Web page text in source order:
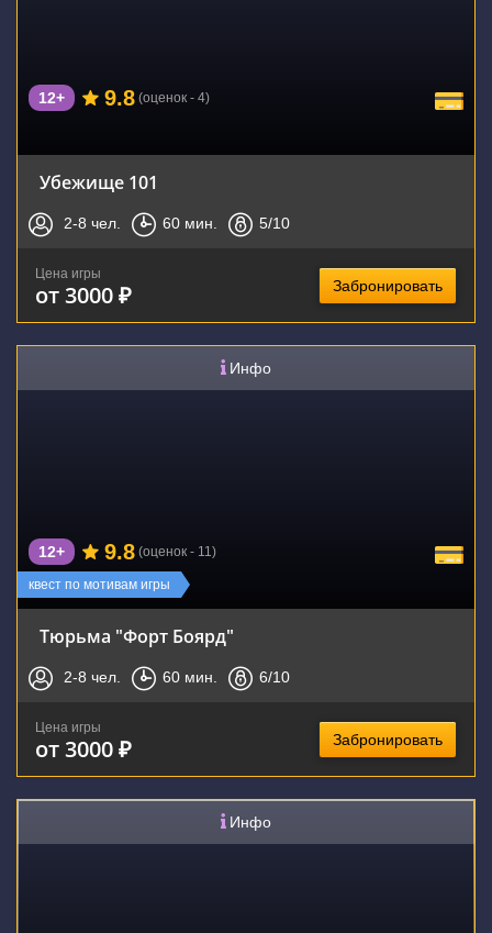
12+ 9.8 (оценок - 4)
Убежище 101
2-8 чел. 60 мин. 5/10
Цена игры
от 3000 ₽ Забронировать
Инфо
квест по мотивам игры
12+ 9.8 (оценок - 11)
Тюрьма "Форт Боярд"
2-8 чел. 60 мин. 6/10
Цена игры
от 3000 ₽ Забронировать
Инфо